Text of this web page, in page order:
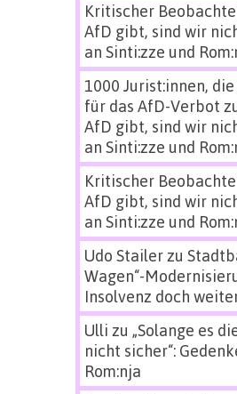
Kritischer
AfD gibt, sind wir
an Sinti:zze und
1000 Jurist:innen, die
für das AfD-Verbot
AfD gibt, sind wir
an Sinti:zze und
Kritischer
AfD gibt, sind wir
an Sinti:zze und
Udo Stailerzu
Wagen“-
Insolvenz doch
Ulli zu „Solange es
nicht sicher“:
Rom:nja